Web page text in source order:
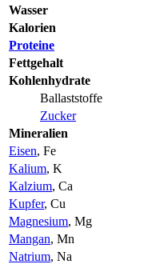
Wasser
Kalorien
Proteine
Fettgehalt
Kohlenhydrate
Ballaststoffe
Zucker
Mineralien
Eisen, Fe
Kalium, K
Kalzium, Ca
Kupfer, Cu
Magnesium, Mg
Mangan, Mn
Natrium, Na